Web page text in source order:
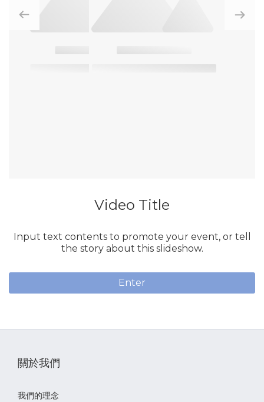
Video Title
Input text contents to promote your event, or tell
the story about this slideshow.
Enter
關於我們
我們的理念